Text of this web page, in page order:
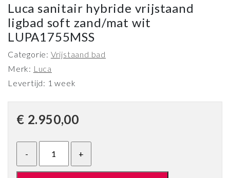
Luca sanitair hybride vrijstaand
ligbad soft zand/mat wit
LUPA1755MSS
Categorie: Vrijstaand bad
Merk: Luca
Levertijd: 1 week
€ 2.950,00